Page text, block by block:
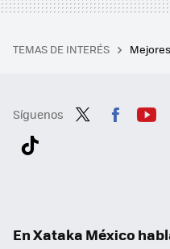
TEMAS DE INTERÉS
Síguenos
En Xataka México